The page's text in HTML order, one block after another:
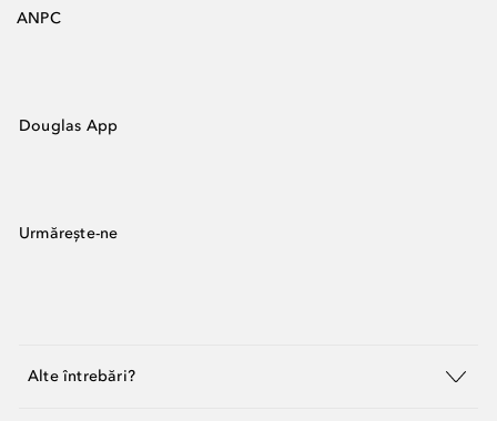
ANPC
Douglas App
Urmărește-ne
Alte întrebări?